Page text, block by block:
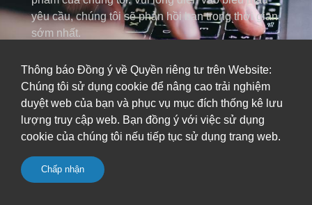
yêu cầu, chúng tôi sẽ phản hồi bạn trong thời gian
sớm nhất.
Biểu mẫu yêu cầu (Nút)
Trang chủ Sản phẩm
Hệ thống nhúng
Thông báo Đồng ý về Quyền riêng tư trên Website:
Chúng tôi sử dụng cookie để nâng cao trải nghiệm
duyệt web của bạn và phục vụ mục đích thống kê lưu
lượng truy cập web. Bạn đồng ý với việc sử dụng
cookie của chúng tôi nếu tiếp tục sử dụng trang web.
Chấp nhận